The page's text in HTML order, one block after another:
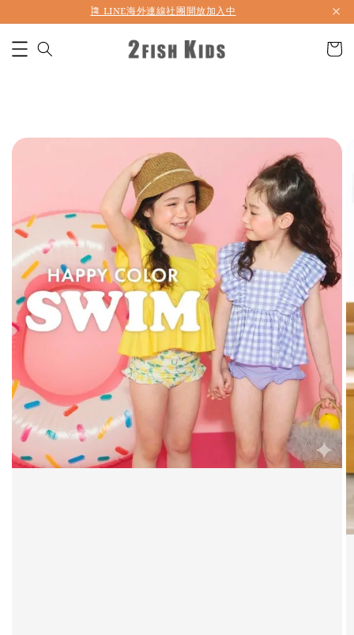
🎏 LINE海外連線社團開放加入中